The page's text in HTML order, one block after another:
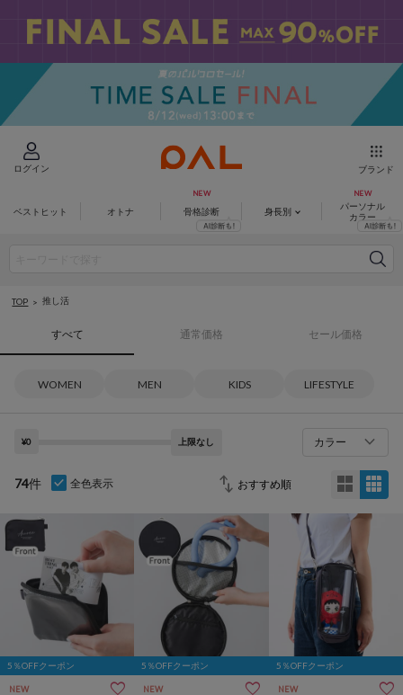
ログイン ブランド
ベストヒット オトナ 骨格診断 身長別
パーソナル
カラー
TOP 推し活
すべて 通常価格 セール価格
WOMEN MEN KIDS LIFESTYLE
¥0 上限なし カラー
74件 全色表示
5％OFFクーポン
NEW
5％OFFクーポン
NEW
5％OFFクーポン
NEW